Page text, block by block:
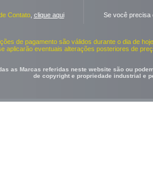
Contato, clique aqui Se você precisa
de pagamento são válidos durante o dia de
aplicarão eventuais alterações posteriores de
as Marcas referidas neste website são ou
de copyright e propriedade industrial e